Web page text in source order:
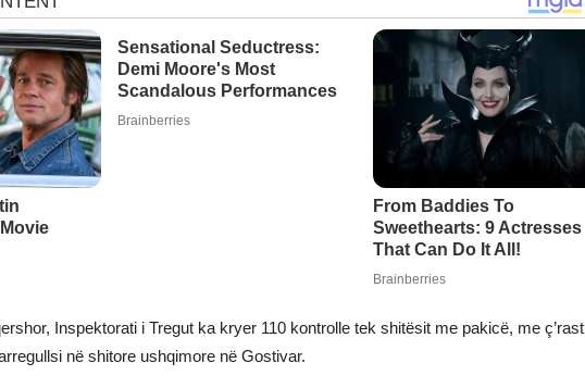
Inspektorati i Tregut ka kryer 110 kontrolle tek shitësit me pakicë, me ç’rast
në shitore ushqimore në Gostivar.